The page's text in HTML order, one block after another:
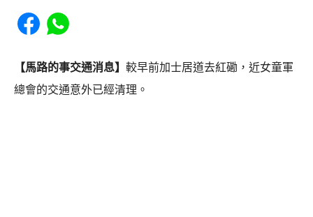
Share to Facebook
Share to WhatsApp
【馬路的事交通消息】 較早前加士居道去紅磡，近女童軍
總會的交通意外已經清理。